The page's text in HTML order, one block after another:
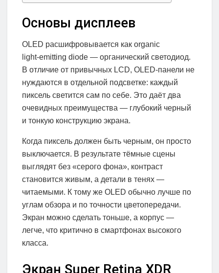
Основы дисплеев
OLED расшифровывается как organic
light‑emitting diode — органический светодиод.
В отличие от привычных LCD, OLED-панели не
нуждаются в отдельной подсветке: каждый
пиксель светится сам по себе. Это даёт два
очевидных преимущества — глубокий черный
и тонкую конструкцию экрана.
Когда пиксель должен быть черным, он просто
выключается. В результате тёмные сцены
выглядят без «серого фона», контраст
становится живым, а детали в тенях —
читаемыми. К тому же OLED обычно лучше по
углам обзора и по точности цветопередачи.
Экран можно сделать тоньше, а корпус —
легче, что критично в смартфонах высокого
класса.
Экран Super Retina XDR